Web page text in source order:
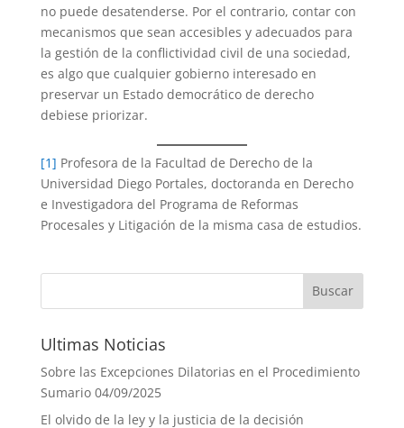
no puede desatenderse. Por el contrario, contar con
mecanismos que sean accesibles y adecuados para
la gestión de la conflictividad civil de una sociedad,
es algo que cualquier gobierno interesado en
preservar un Estado democrático de derecho
debiese priorizar.
[1] Profesora de la Facultad de Derecho de la
Universidad Diego Portales, doctoranda en Derecho
e Investigadora del Programa de Reformas
Procesales y Litigación de la misma casa de estudios.
Ultimas Noticias
Sobre las Excepciones Dilatorias en el Procedimiento
Sumario 04/09/2025
El olvido de la ley y la justicia de la decisión